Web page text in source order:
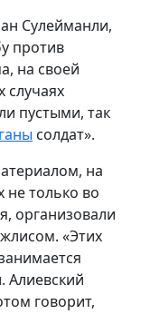
Сулейманли,
против
на своей
случаях
пустыми, так
солдат».
на
не только во
организовали
«Этих
Алиевский
говорит,